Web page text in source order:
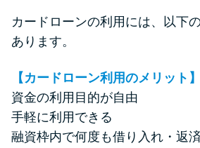
カードローンの利用には、以下
あります。
【カードローン利用のメリット】
資金の利用目的が自由
手軽に利用できる
融資枠内で何度も借り入れ・返